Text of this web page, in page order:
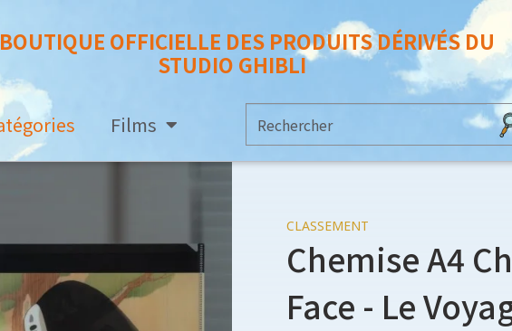
OFFICIELLE DES PRODUITS DÉRIVÉS DU
STUDIO GHIBLI
Films
CLASSEMENT
Chemise A4
Face - Le